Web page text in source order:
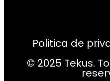
Politica de
© 2025 Tekus.